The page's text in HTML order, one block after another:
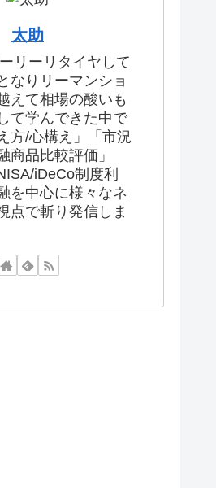
太助
リーリタイヤして
なりリーマンショ
えて相場の酸いも
て学んできた中で
方/心構え」「市況
商品比較評価」
iDeCo制度利
を中心に様々なネ
点で斬り発信しま